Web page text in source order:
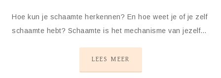
Hoe kun je schaamte herkennen? En hoe weet je of je zelf
schaamte hebt? Schaamte is het mechanisme van jezelf…
LEES MEER